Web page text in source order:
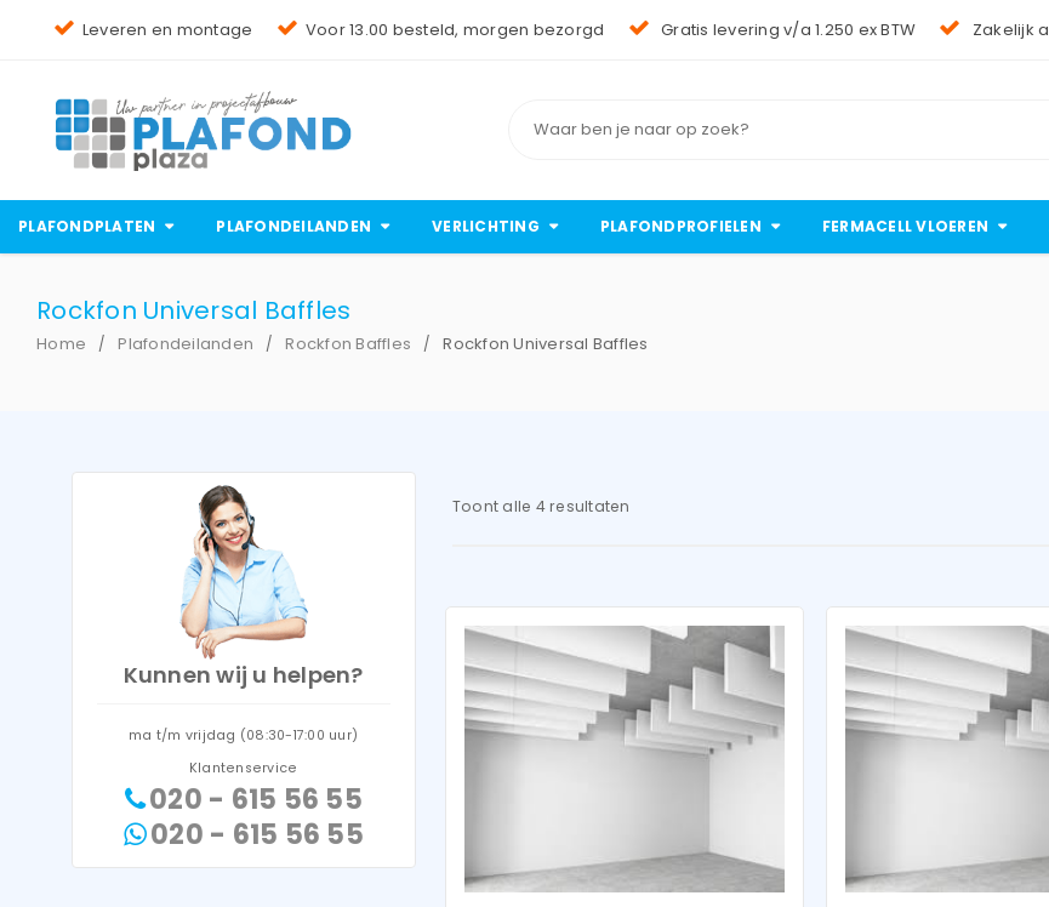
Leveren en montage Voor 13.00 besteld, morgen bezorgd Gratis levering v/a 1.250 ex BTW Zakelijk
PLAFONDPLATEN PLAFONDEILANDEN VERLICHTING PLAFONDPROFIELEN FERMACELL VLOEREN
Rockfon Universal Baffles
Home / Plafondeilanden / Rockfon Baffles / Rockfon Universal Baffles
Kunnen wij u helpen?
ma t/m vrijdag (08:30-17:00 uur)
Klantenservice
020 - 615 56 55
020 - 615 56 55
Toont alle 4 resultaten